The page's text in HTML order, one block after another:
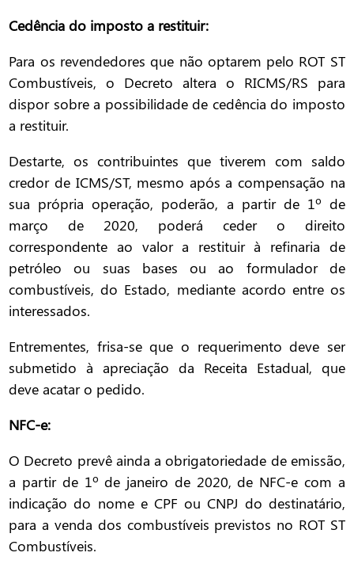
Cedência do imposto a restituir:
Para os revendedores que não optarem pelo ROT ST
Combustíveis, o Decreto altera o RICMS/RS para
dispor sobre a possibilidade de cedência do imposto
a restituir.
Destarte, os contribuintes que tiverem com saldo
credor de ICMS/ST, mesmo após a compensação na
sua própria operação, poderão, a partir de 1º de
março de 2020, poderá ceder o direito
correspondente ao valor a restituir à refinaria de
petróleo ou suas bases ou ao formulador de
combustíveis, do Estado, mediante acordo entre os
interessados.
Entrementes, frisa-se que o requerimento deve ser
submetido à apreciação da Receita Estadual, que
deve acatar o pedido.
NFC-e:
O Decreto prevê ainda a obrigatoriedade de emissão,
a partir de 1º de janeiro de 2020, de NFC-e com a
indicação do nome e CPF ou CNPJ do destinatário,
para a venda dos combustíveis previstos no ROT ST
Combustíveis.